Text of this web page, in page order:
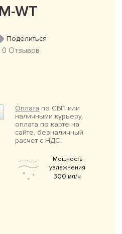
WT
Поделиться
0 Отзывов
Оплата по СБП или
наличными курьеру,
оплата по карте на
сайте, безналичный
расчет с НДС.
Мощность
увлажнения
300 мл/ч